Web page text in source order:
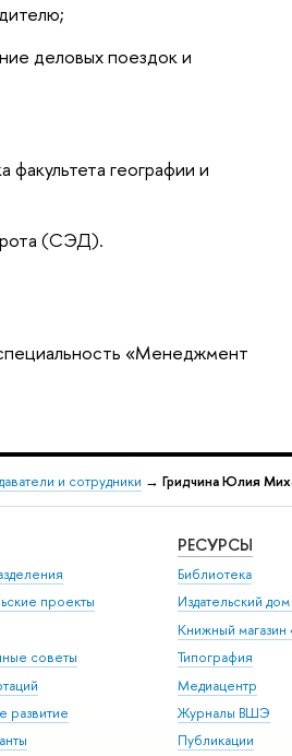
деловых поездок и
географии и
(СЭД).
«Менеджмент
и сотрудники → Гридчина Юлия
проекты
советы
развитие
РЕСУРСЫ
Библиотека
Издательский
Книжный магазин
Типография
Медиацентр
Журналы ВШЭ
Публикации